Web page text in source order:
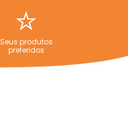
Seus produtos
preferidos